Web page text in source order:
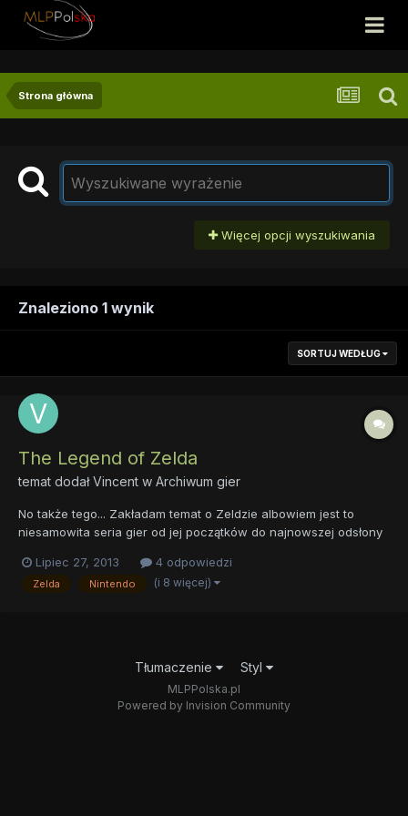
Strona główna
Więcej opcji wyszukiwania
Znaleziono 1 wynik
SORTUJ WEDŁUG
The Legend of Zelda
temat dodałVincent w Archiwum gier
No także tego... Zakładam temat o Zeldzie albowiem jest to
niesamowita seria gier od jej początków do najnowszej odsłony
bo to jedyna gra która dobrowadziła mnie do męskich łez. wiec
dzielcie sie swoimi opiniami o serii .
Lipiec 27, 2013 4 odpowiedzi
Zelda Nintendo (i 8 więcej)
Tłumaczenie Styl
MLPPolska.pl
Powered by Invision Community